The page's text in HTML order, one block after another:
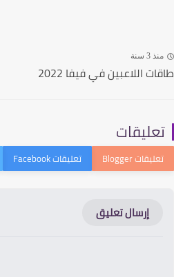
3 سنة
اللاعبين في فيفا 2022
إرسال تعليق